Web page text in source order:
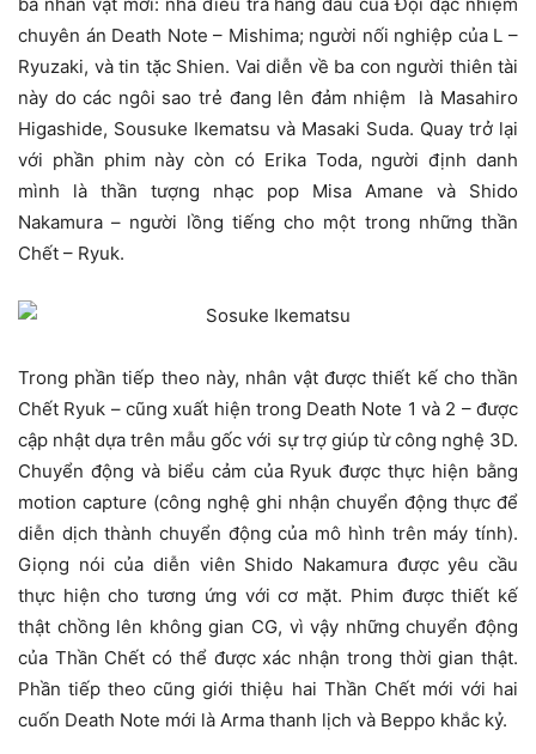
ba nhân vật mới: nhà điều tra hàng đầu của Đội đặc nhiệm
chuyên án Death Note – Mishima; người nối nghiệp của L –
Ryuzaki, và tin tặc Shien. Vai diễn về ba con người thiên tài
này do các ngôi sao trẻ đang lên đảm nhiệm là Masahiro
Higashide, Sousuke Ikematsu và Masaki Suda. Quay trở lại
với phần phim này còn có Erika Toda, người định danh
mình là thần tượng nhạc pop Misa Amane và Shido
Nakamura – người lồng tiếng cho một trong những thần
Chết – Ryuk.
Trong phần tiếp theo này, nhân vật được thiết kế cho thần
Chết Ryuk – cũng xuất hiện trong Death Note 1 và 2 – được
cập nhật dựa trên mẫu gốc với sự trợ giúp từ công nghệ 3D.
Chuyển động và biểu cảm của Ryuk được thực hiện bằng
motion capture (công nghệ ghi nhận chuyển động thực để
diễn dịch thành chuyển động của mô hình trên máy tính).
Giọng nói của diễn viên Shido Nakamura được yêu cầu
thực hiện cho tương ứng với cơ mặt. Phim được thiết kế
thật chồng lên không gian CG, vì vậy những chuyển động
của Thần Chết có thể được xác nhận trong thời gian thật.
Phần tiếp theo cũng giới thiệu hai Thần Chết mới với hai
cuốn Death Note mới là Arma thanh lịch và Beppo khắc kỷ.